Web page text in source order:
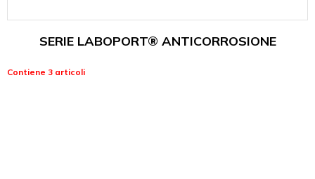
SERIE LABOPORT® ANTICORROSIONE
Contiene 3 articoli